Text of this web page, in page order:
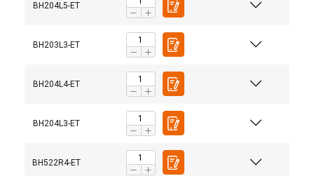
BH204L5-ET
BH203L3-ET
BH204L4-ET
BH204L3-ET
BH522R4-ET